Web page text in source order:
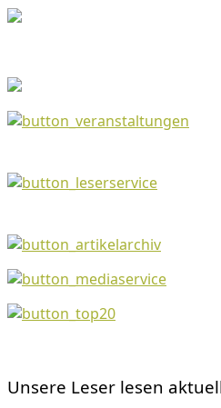
Unsere Leser lesen